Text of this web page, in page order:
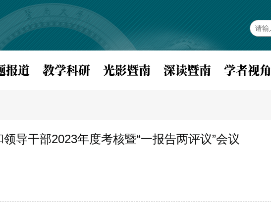
报道 教学科研 光影暨南 深读暨南 学者视角
导干部2023年度考核暨“一报告两评议”会议